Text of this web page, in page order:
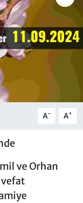
A- A+
ve Orhan
vefat